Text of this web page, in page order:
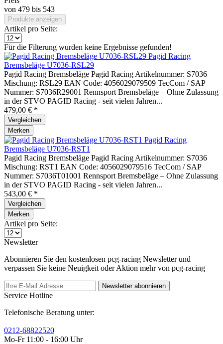
von 479 bis 543
Produkte anzeigen
Artikel pro Seite:
Für die Filterung wurden keine Ergebnisse gefunden!
Pagid Racing
Bremsbeläge U7036-RSL29
Pagid Racing Bremsbeläge Pagid Racing Artikelnummer: S7036
Mischung: RSL29 EAN Code: 4056029079509 TecCom / SAP
Nummer: S7036R29001 Rennsport Bremsbeläge – Ohne Zulassung
in der STVO PAGID Racing - seit vielen Jahren...
479,00 € *
Vergleichen
Merken
Pagid Racing
Bremsbeläge U7036-RST1
Pagid Racing Bremsbeläge Pagid Racing Artikelnummer: S7036
Mischung: RST1 EAN Code: 4056029079516 TecCom / SAP
Nummer: S7036T01001 Rennsport Bremsbeläge – Ohne Zulassung
in der STVO PAGID Racing - seit vielen Jahren...
543,00 € *
Vergleichen
Merken
Artikel pro Seite:
Newsletter
Abonnieren Sie den kostenlosen pcg-racing Newsletter und
verpassen Sie keine Neuigkeit oder Aktion mehr von pcg-racing
Newsletter abonnieren
Service Hotline
Telefonische Beratung unter:
0212-68822520
Mo-Fr 11:00 - 16:00 Uhr